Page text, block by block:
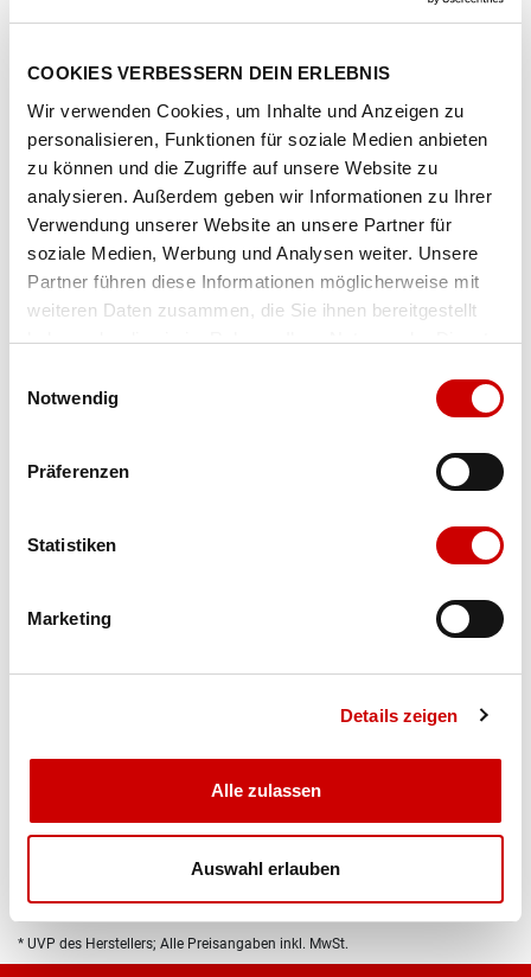
COOKIES VERBESSERN DEIN ERLEBNIS
Wir verwenden Cookies, um Inhalte und Anzeigen zu
personalisieren, Funktionen für soziale Medien anbieten
zu können und die Zugriffe auf unsere Website zu
analysieren. Außerdem geben wir Informationen zu Ihrer
Verwendung unserer Website an unsere Partner für
soziale Medien, Werbung und Analysen weiter. Unsere
Partner führen diese Informationen möglicherweise mit
weiteren Daten zusammen, die Sie ihnen bereitgestellt
haben oder die sie im Rahmen Ihrer Nutzung der Dienste
Notwendig
Präferenzen
Statistiken
Marketing
Details zeigen
Alle zulassen
Auswahl erlauben
Artikel-Nr.2669-anthrazit-jeans
Farbe anthrazit/jeans
IN DEN WARENKORB
Bis 17:00 Uhr bestellen: morgen geliefert - ab CHF 50.00
Produktbeschreibung
* UVP des Herstellers; Alle Preisangaben inkl. MwSt.